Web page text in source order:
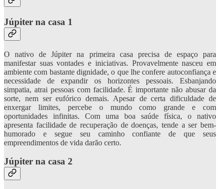
Júpiter na casa 1
O nativo de Júpiter na primeira casa precisa de espaço para
manifestar suas vontades e iniciativas. Provavelmente nasceu em
ambiente com bastante dignidade, o que lhe confere autoconfiança e
necessidade de expandir os horizontes pessoais. Esbanjando
simpatia, atrai pessoas com facilidade. É importante não abusar da
sorte, nem ser eufórico demais. Apesar de certa dificuldade de
enxergar limites, percebe o mundo como grande e com
oportunidades infinitas. Com uma boa saúde física, o nativo
apresenta facilidade de recuperação de doenças, tende a ser bem-
humorado e segue seu caminho confiante de que seus
empreendimentos de vida darão certo.
Júpiter na casa 2